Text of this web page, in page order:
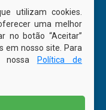
utilizam cookies.
uma melhor
no botão “Aceitar”
em nosso site. Para
nossa
Política de